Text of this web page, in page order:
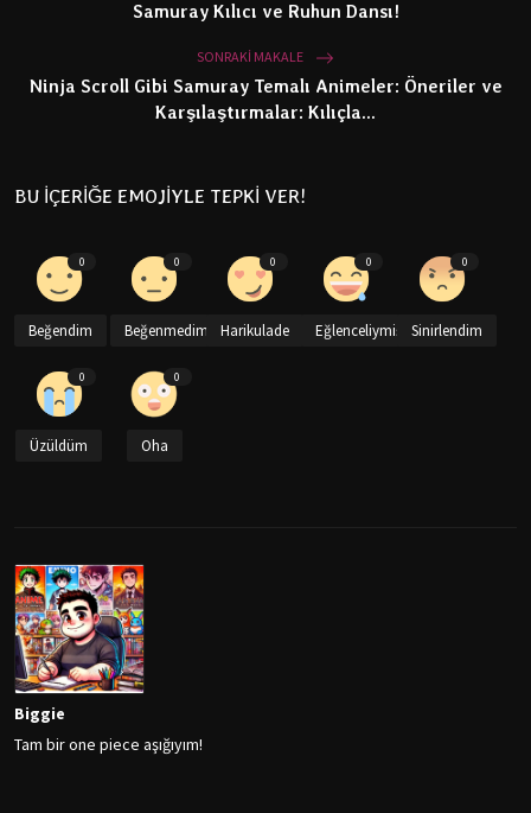
Samuray Kılıcı ve Ruhun Dansı!
SONRAKI MAKALE
Ninja Scroll Gibi Samuray Temalı Animeler: Öneriler ve
Karşılaştırmalar: Kılıçla...
BU İÇERİĞE EMOJİYLE TEPKİ VER!
0
Beğendim
0
Beğenmedim
0
Harikulade
0
Eğlenceliymiş
0
Sinirlendim
0
Üzüldüm
0
Oha
Biggie
Tam bir one piece aşığıyım!